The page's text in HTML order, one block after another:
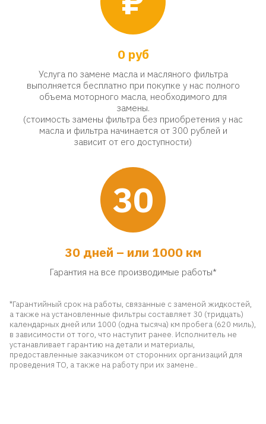
0 руб
Услуга по замене масла и масляного фильтра
выполняется бесплатно при покупке у нас полного
объема моторного масла, необходимого для
замены.
(стоимость замены фильтра без приобретения у нас
масла и фильтра начинается от 300 рублей и
зависит от его доступности)
30
30 дней – или 1000 км
Гарантия на все производимые работы*
*Гарантийный срок на работы, связанные с заменой жидкостей,
а также на установленные фильтры составляет 30 (тридцать)
календарных дней или 1000 (одна тысяча) км пробега (620 миль),
в зависимости от того, что наступит ранее. Исполнитель не
устанавливает гарантию на детали и материалы,
предоставленные заказчиком от сторонних организаций для
проведения ТО, а также на работу при их замене..